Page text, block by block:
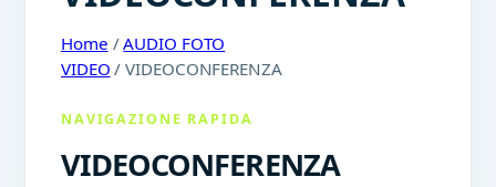
Home /AUDIO FOTO
VIDEO / VIDEOCONFERENZA
NAVIGAZIONE RAPIDA
VIDEOCONFERENZA